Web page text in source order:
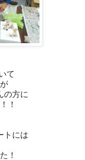
て
の方に
！
トには
！